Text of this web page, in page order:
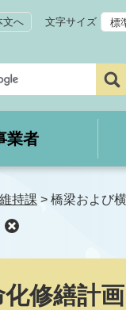
文へ 文字サイズ 標
業者
持課 > 橋梁および
修繕計